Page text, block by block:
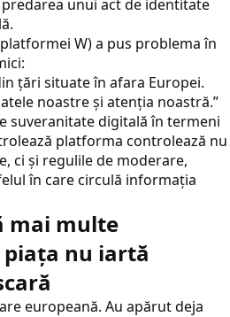
unui act de identitate
W) a pus problema în
țări situate în afara Europei.
noastre și atenția noastră.”
suveranitate digitală în termeni
platforma controlează nu
ci și regulile de moderare,
în care circulă informația
mai multe
nu iartă
europeană. Au apărut deja